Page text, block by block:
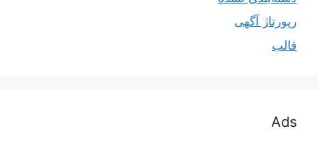
رپورتاژ آگهی
قالب
Ads